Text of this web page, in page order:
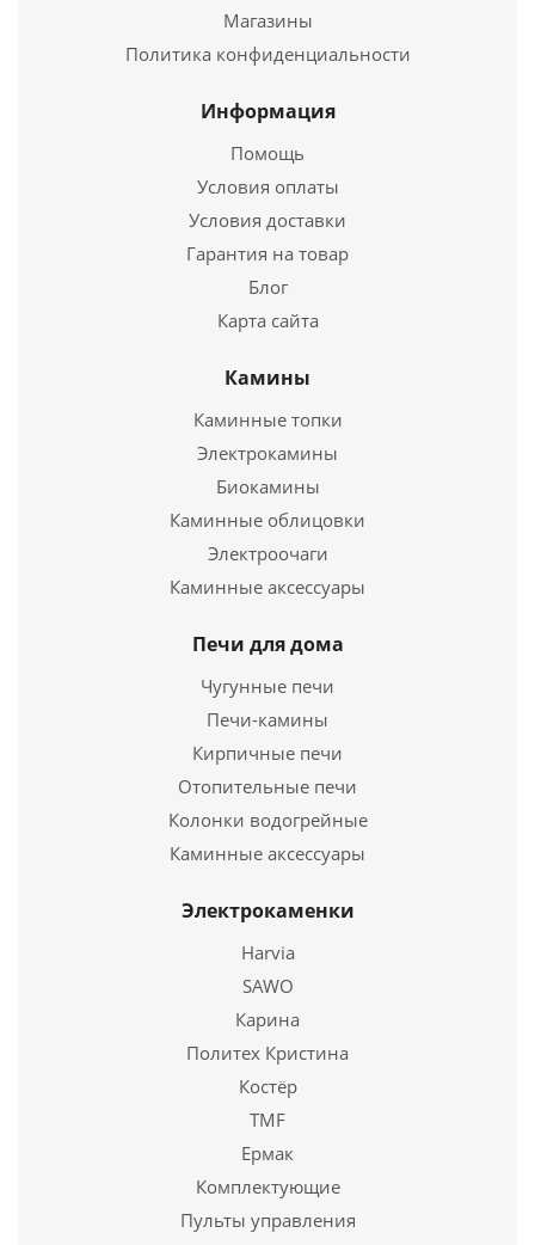
800руб.
Подробнее
Решетка колосниковая РУ-1, 250*250 ( Рубцовск)
1 102руб.
Подробнее
Купить в 1 клик
Решетка колосниковая РД-10, 250*87 (Рубцовск)
393руб.
Магазины
Политика конфиденциальности
Информация
Помощь
Условия оплаты
Условия доставки
Гарантия на товар
Блог
Карта сайта
Камины
Каминные топки
Электрокамины
Биокамины
Каминные облицовки
Электроочаги
Каминные аксессуары
Печи для дома
Чугунные печи
Печи-камины
Кирпичные печи
Отопительные печи
Колонки водогрейные
Каминные аксессуары
Электрокаменки
Harvia
SAWO
Карина
Политех Кристина
Костёр
TMF
Ермак
Комплектующие
Пульты управления